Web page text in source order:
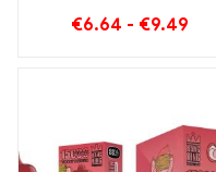
combinazione perfetta di
€6.64 - €9.49